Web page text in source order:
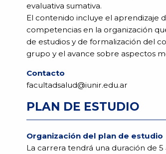
evaluativa sumativa.
El contenido incluye el aprendizaje
competencias en la organización
de estudios y de formalización del
grupo y el avance sobre aspectos
Contacto
facultadsalud@iunir.edu.ar
PLAN DE ESTUDIO
Organización del plan de estudio
La carrera tendrá una duración de 5